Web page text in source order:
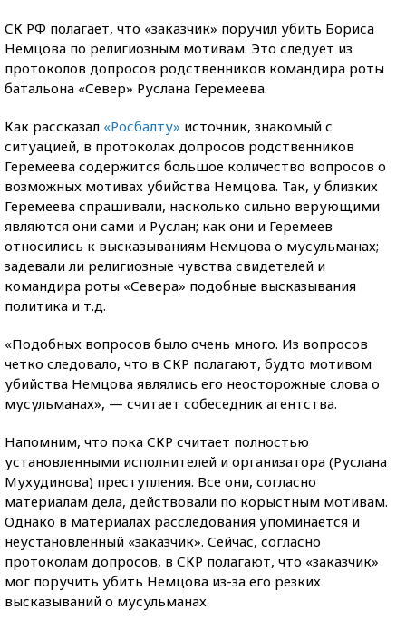
СК РФ полагает, что «заказчик» поручил убить Бориса
Немцова по религиозным мотивам. Это следует из
протоколов допросов родственников командира роты
батальона «Север» Руслана Геремеева.
Как рассказал «Росбалту» источник, знакомый с
ситуацией, в протоколах допросов родственников
Геремеева содержится большое количество вопросов о
возможных мотивах убийства Немцова. Так, у близких
Геремеева спрашивали, насколько сильно верующими
являются они сами и Руслан; как они и Геремеев
относились к высказываниям Немцова о мусульманах;
задевали ли религиозные чувства свидетелей и
командира роты «Севера» подобные высказывания
политика и т.д.
«Подобных вопросов было очень много. Из вопросов
четко следовало, что в СКР полагают, будто мотивом
убийства Немцова являлись его неосторожные слова о
мусульманах», — считает собеседник агентства.
Напомним, что пока СКР считает полностью
установленными исполнителей и организатора (Руслана
Мухудинова) преступления. Все они, согласно
материалам дела, действовали по корыстным мотивам.
Однако в материалах расследования упоминается и
неустановленный «заказчик». Сейчас, согласно
протоколам допросов, в СКР полагают, что «заказчик»
мог поручить убить Немцова из-за его резких
высказываний о мусульманах.